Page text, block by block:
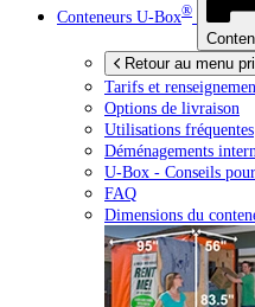
Conteneurs U-Box®
Retour au menu
Tarifs et
Options de livraison
Utilisations fréquentes
Déménagements
U-Box - Conseils
FAQ
Dimensions du